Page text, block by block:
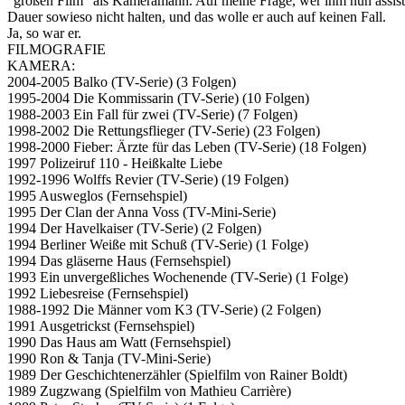
Dauer sowieso nicht halten, und das wolle er auch auf keinen Fall.
Ja, so war er.
FILMOGRAFIE
KAMERA:
2004-2005 Balko (TV-Serie) (3 Folgen)
1995-2004 Die Kommissarin (TV-Serie) (10 Folgen)
1988-2003 Ein Fall für zwei (TV-Serie) (7 Folgen)
1998-2002 Die Rettungsflieger (TV-Serie) (23 Folgen)
1998-2000 Fieber: Ärzte für das Leben (TV-Serie) (18 Folgen)
1997 Polizeiruf 110 - Heißkalte Liebe
1992-1996 Wolffs Revier (TV-Serie) (19 Folgen)
1995 Ausweglos (Fernsehspiel)
1995 Der Clan der Anna Voss (TV-Mini-Serie)
1994 Der Havelkaiser (TV-Serie) (2 Folgen)
1994 Berliner Weiße mit Schuß (TV-Serie) (1 Folge)
1994 Das gläserne Haus (Fernsehspiel)
1993 Ein unvergeßliches Wochenende (TV-Serie) (1 Folge)
1992 Liebesreise (Fernsehspiel)
1988-1992 Die Männer vom K3 (TV-Serie) (2 Folgen)
1991 Ausgetrickst (Fernsehspiel)
1990 Das Haus am Watt (Fernsehspiel)
1990 Ron & Tanja (TV-Mini-Serie)
1989 Der Geschichtenerzähler (Spielfilm von Rainer Boldt)
1989 Zugzwang (Spielfilm von Mathieu Carrière)